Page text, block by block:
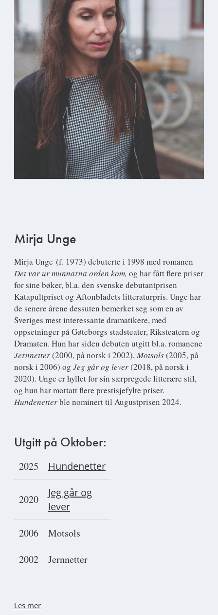
Mirja Unge
Mirja Unge (f. 1973) debuterte i 1998 med romanen
Det var ur munnarna orden kom, og har fått flere priser
for sine bøker, bl.a. den svenske debutantprisen
Katapultpriset og Aftonbladets litteraturpris. Unge har
de senere årene dessuten bemerket seg som en av
Sveriges mest interessante dramatikere, med
oppsetninger på Gøteborgs stadsteater, Riksteatern og
Dramaten. Hun har siden debuten utgitt bl.a. romanene
Jernnetter(2000, på norsk i 2002), Motsols(2005, på
norsk i 2006) og Jeg går og lever(2018, på norsk i
2020). Unge er hyllet for sin særpregede litterære stil,
og hun har mottatt flere prestisjefylte priser.
Hundenetterble nominert til Augustprisen 2024.
Utgitt på Oktober:
2025 Hundenetter
2020
Jeg går og
lever
2006
Motsols
2002
Jernnetter
Les mer